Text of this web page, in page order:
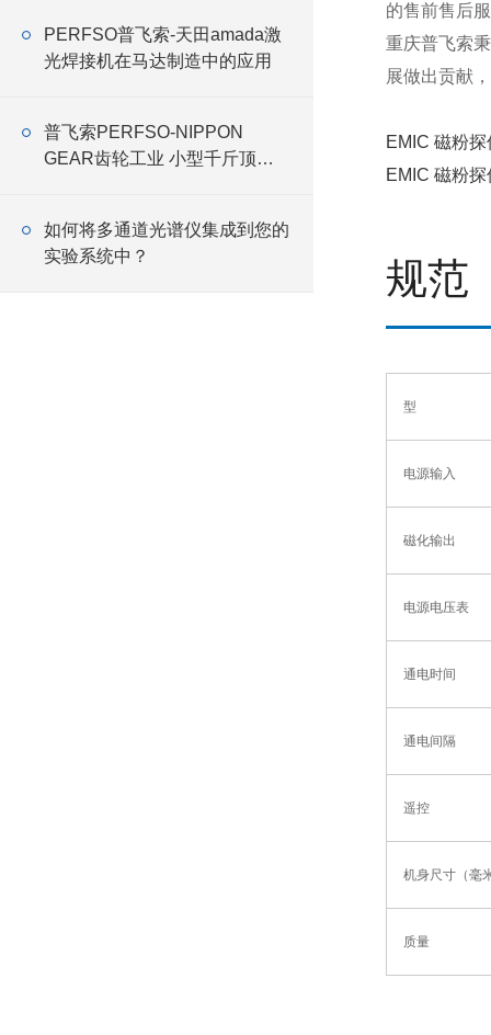
PERFSO普飞索-天田amada激
光焊接机在马达制造中的应用
普飞索PERFSO-NIPPON
GEAR齿轮工业 小型千斤顶
如何将多通道光谱仪集成到您的
实验系统中？
的售前售后
重庆普飞索
展做出贡献
EMIC 磁粉
EMIC 磁粉
规范
型
电源输入
磁化输出
电源电压表
通电时间
通电间隔
遥控
机身尺寸（毫
质量